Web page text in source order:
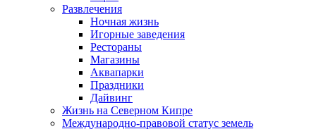
Развлечения
Ночная жизнь
Игорные заведения
Рестораны
Магазины
Аквапарки
Праздники
Дайвинг
Жизнь на Северном Кипре
Международно-правовой статус земель